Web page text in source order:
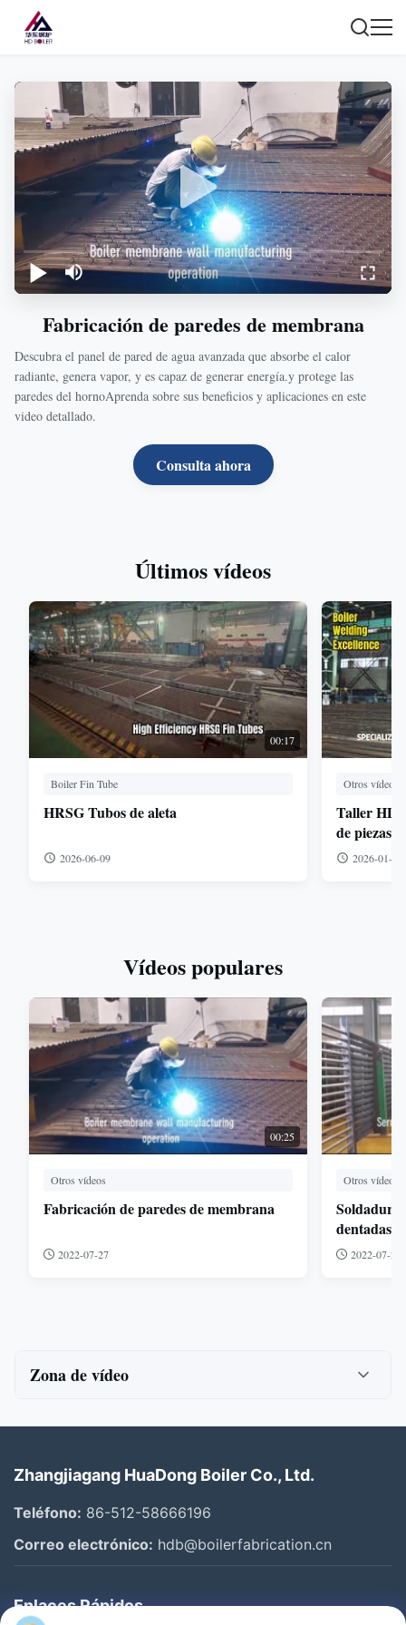
Fabricación de paredes de membrana
Descubra el panel de pared de agua avanzada que absorbe el calor
radiante, genera vapor, y es capaz de generar energía.y protege las
paredes del hornoAprenda sobre sus beneficios y aplicaciones en este
video detallado.
Consulta ahora
Últimos vídeos
00:17
Boiler Fin Tube
HRSG Tubos de aleta
2026-06-09
Otros vídeos
Taller HD
de piezas
2026-01-05
Vídeos populares
00:25
Otros vídeos
Fabricación de paredes de membrana
2022-07-27
Otros vídeos
Soldadura
dentadas.
2022-07-27
Zona de vídeo
Superheater And Reheater
Boiler Economizer
Zhangjiagang HuaDong Boiler Co., Ltd.
Teléfono: 86-512-58666196
Correo electrónico: hdb@boilerfabrication.cn
Enlaces Rápidos